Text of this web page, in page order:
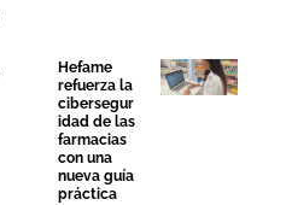
Hefame
refuerza la
cibersegur
idad de las
farmacias
con una
nueva guía
práctica